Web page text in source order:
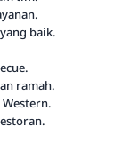
baik.
ramah.